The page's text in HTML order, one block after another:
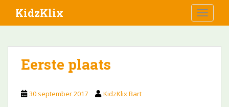
i
KidzKlix
Eerste plaats
30 september 2017 KidzKlix Bart